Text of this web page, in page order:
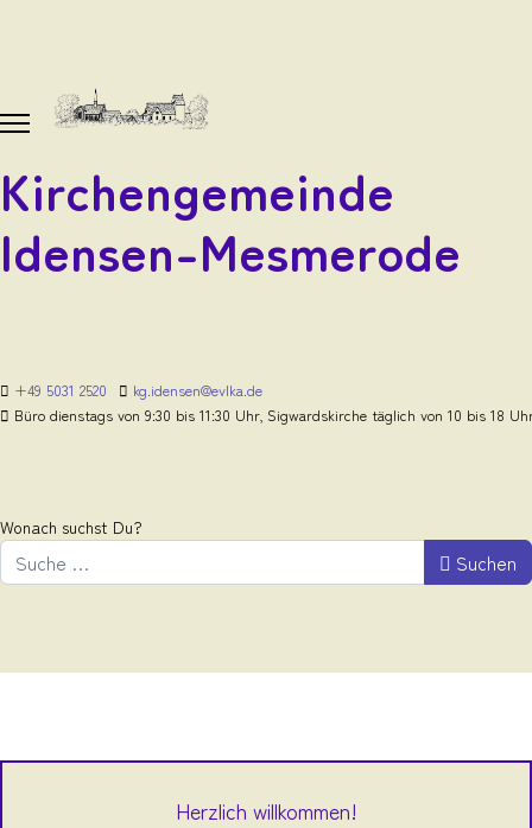
Kirchengemeinde
Idensen-Mesmerode
+49 5031 2520
kg.idensen@evlka.de
Büro dienstags von 9:30 bis 11:30 Uhr, Sigwardskirche täglich von 10 bis 18
Wonach suchst Du?
Suchen
Herzlich willkommen!